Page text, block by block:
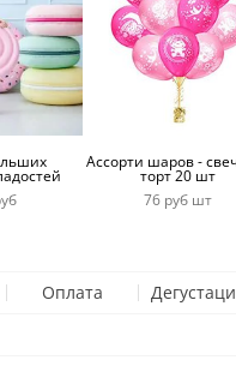
Ассорти шаров -
торт 20 шт
76 руб шт
Оплата